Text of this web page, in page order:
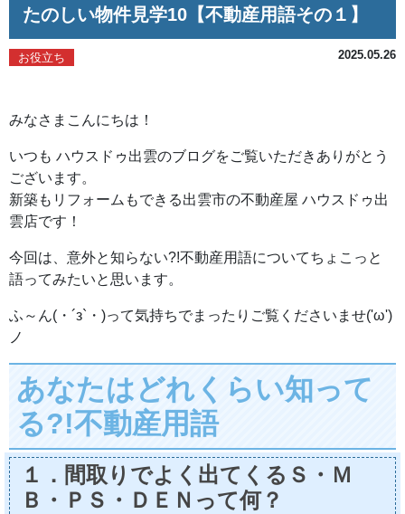
たのしい物件見学10【不動産用語その１】
お役立ち 2025.05.26
みなさまこんにちは！
いつも ハウスドゥ出雲のブログをご覧いただきありがとう
ございます。
新築もリフォームもできる出雲市の不動産屋 ハウスドゥ出
雲店です！
今回は、意外と知らない?!不動産用語についてちょこっと
語ってみたいと思います。
ふ～ん(・´з`・)って気持ちでまったりご覧くださいませ('ω')
ノ
あなたはどれくらい知って
る?!不動産用語
１．間取りでよく出てくるＳ・Ｍ
Ｂ・ＰＳ・ＤＥＮって何？